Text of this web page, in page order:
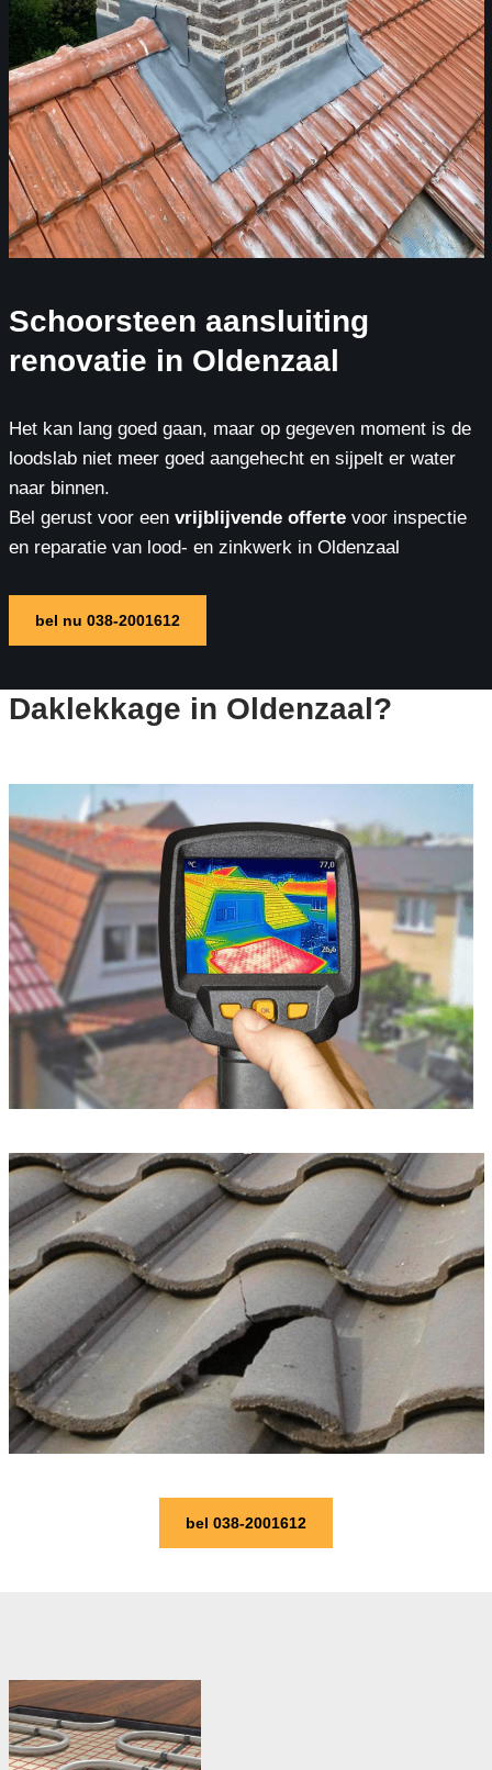
Schoorsteen aansluiting
renovatie in Oldenzaal
Het kan lang goed gaan, maar op gegeven moment is de
loodslab niet meer goed aangehecht en sijpelt er water
naar binnen.
Bel gerust voor eenvrijblijvende offertevoor inspectie
en reparatie van lood- en zinkwerk in Oldenzaal
bel nu 038-2001612
Daklekkage in Oldenzaal?
bel 038-2001612